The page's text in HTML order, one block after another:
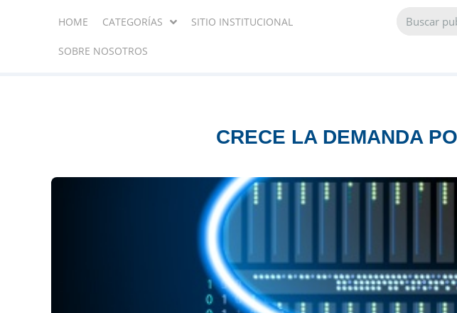
HOME CATEGORÍAS SITIO INSTITUCIONAL
SOBRE NOSOTROS
CRECE LA DEMANDA